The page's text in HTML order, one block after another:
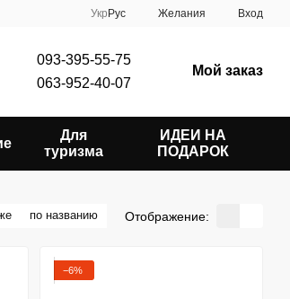
Укр Рус Желания Вход
093-395-55-75
063-952-40-07
Мой заказ
Для
туризма
ИДЕИ НА
ПОДАРОК
по названию Отображение:
−6%